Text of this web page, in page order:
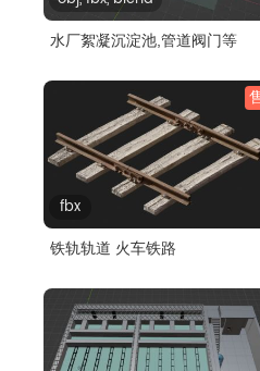
水厂絮凝沉淀池,管道阀门等
fbx
铁轨轨道 火车铁路